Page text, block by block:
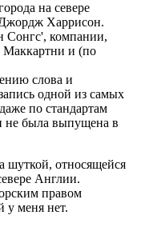
на севере
Харрисон.
Сонгс', компании,
Маккартни и (по
слова и
одной из самых
по стандартам
не была выпущена в
шуткой, относящейся
Англии.
правом
у меня нет.